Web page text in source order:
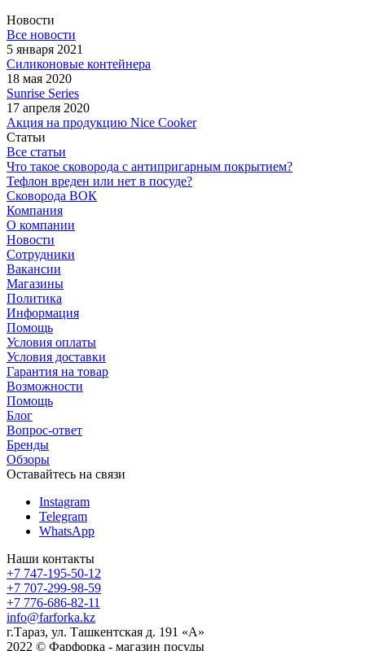
Новости
Все новости
5 января 2021
Силиконовые контейнера
18 мая 2020
Sunrise Series
17 апреля 2020
Акция на продукцию Nice Cooker
Статьи
Все статьи
Что такое сковорода с антипригарным покрытием?
Тефлон вреден или нет в посуде?
Сковорода ВОК
Компания
О компании
Новости
Сотрудники
Вакансии
Магазины
Политика
Информация
Помощь
Условия оплаты
Условия доставки
Гарантия на товар
Возможности
Помощь
Блог
Вопрос-ответ
Бренды
Обзоры
Оставайтесь на связи
Instagram
Telegram
WhatsApp
Наши контакты
+7 747-195-50-12
+7 707-299-98-59
+7 776-686-82-11
info@farforka.kz
г.Тараз, ул. Ташкентская д. 191 «А»
2022 © Фарфорка - магазин посуды